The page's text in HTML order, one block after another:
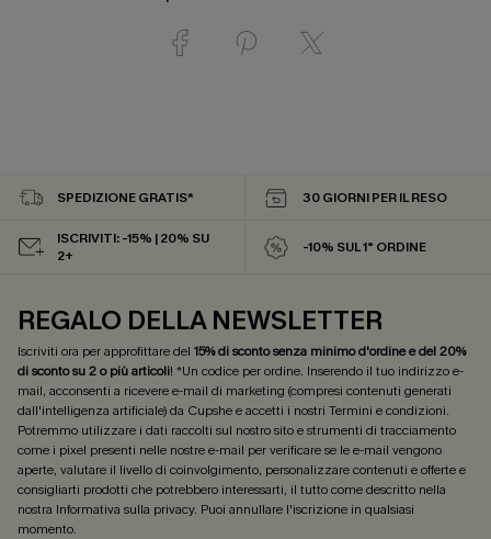
SPEDIZIONE GRATIS* 30 GIORNI PER IL RESO
ISCRIVITI: -15% | 20% SU
2+
-10% SUL 1° ORDINE
REGALO DELLA NEWSLETTER
Iscriviti ora per approfittare del 15% di sconto senza minimo d'ordine e del 20%
di sconto su 2 o più articoli! *Un codice per ordine. Inserendo il tuo indirizzo e-
mail, acconsenti a ricevere e-mail di marketing (compresi contenuti generati
dall'intelligenza artificiale) da Cupshe e accetti i nostri Termini e condizioni.
Potremmo utilizzare i dati raccolti sul nostro sito e strumenti di tracciamento
come i pixel presenti nelle nostre e-mail per verificare se le e-mail vengono
aperte, valutare il livello di coinvolgimento, personalizzare contenuti e offerte e
consigliarti prodotti che potrebbero interessarti, il tutto come descritto nella
nostra Informativa sulla privacy. Puoi annullare l'iscrizione in qualsiasi
momento.